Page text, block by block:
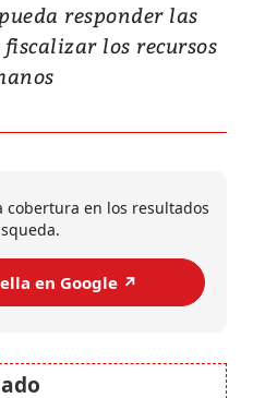
responder las
los recursos
cobertura en los resultados
en Google ↗️